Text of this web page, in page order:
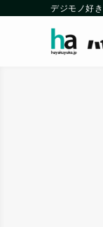
デジモノ好